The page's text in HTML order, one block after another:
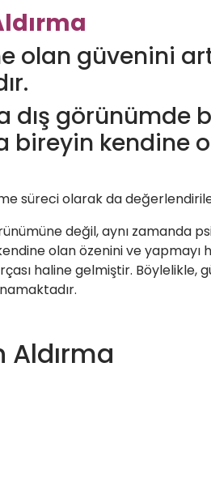
olan güvenini
dış görünümde
kendine
süreci olarak da
değil, aynı zamanda
olan özenini ve
haline gelmiştir. Böylelikle,
Aldırma